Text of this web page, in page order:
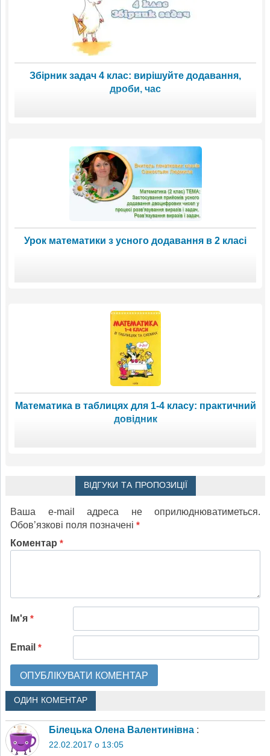
Збірник задач 4 клас: вирішуйте додавання,
дроби, час
Урок математики з усного додавання в 2 класі
Математика в таблицях для 1-4 класу: практичний
довідник
ВІДГУКИ ТА ПРОПОЗИЦІЇ
Ваша e-mail адреса не оприлюднюватиметься.
Обов’язкові поля позначені *
Коментар *
Ім'я *
Email *
ОДИН КОМЕНТАР
Білецька Олена Валентинівна :
22.02.2017 о 13:05